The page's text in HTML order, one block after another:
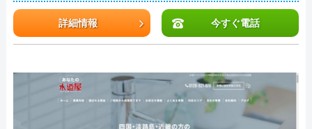
詳細情報 今すぐ電話